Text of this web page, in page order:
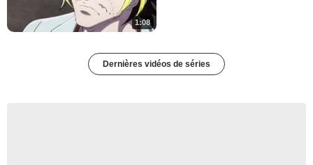
1:08
Dernières vidéos de séries